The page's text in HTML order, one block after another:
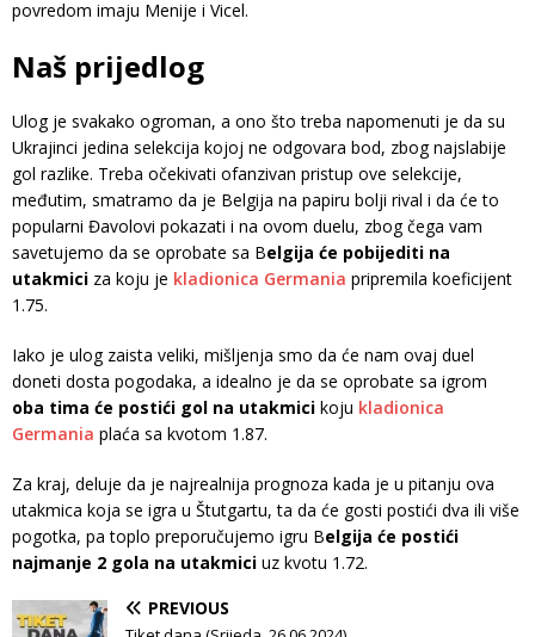
povredom imaju Menije i Vicel.
Naš prijedlog
Ulog je svakako ogroman, a ono što treba napomenuti je da su
Ukrajinci jedina selekcija kojoj ne odgovara bod, zbog najslabije
gol razlike. Treba očekivati ofanzivan pristup ove selekcije,
međutim, smatramo da je Belgija na papiru bolji rival i da će to
popularni Đavolovi pokazati i na ovom duelu, zbog čega vam
savetujemo da se oprobate sa Belgija će pobijediti na
utakmici za koju je kladionica Germania pripremila koeficijent
1.75.
Iako je ulog zaista veliki, mišljenja smo da će nam ovaj duel
doneti dosta pogodaka, a idealno je da se oprobate sa igrom
oba tima će postići gol na utakmici koju kladionica
Germania plaća sa kvotom 1.87.
Za kraj, deluje da je najrealnija prognoza kada je u pitanju ova
utakmica koja se igra u Štutgartu, ta da će gosti postići dva ili više
pogotka, pa toplo preporučujemo igru Belgija će postići
najmanje 2 gola na utakmici uz kvotu 1.72.
PREVIOUS